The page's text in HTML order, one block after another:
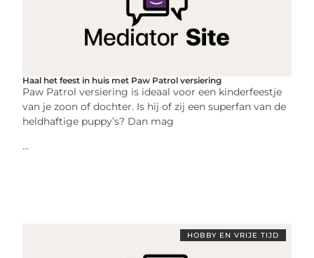
Haal het feest in huis met Paw Patrol versiering
Paw Patrol versiering is ideaal voor een kinderfeestje
van je zoon of dochter. Is hij of zij een superfan van de
heldhaftige puppy’s? Dan mag
...
HOBBY EN VRIJE TIJD